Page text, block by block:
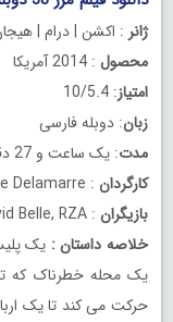
ژانر : اکشن | درام |
محصول : 2014 آمریکا
امتیاز: 10/5.4
زبان: دوبله فارسی
مدت: یک ساعت و 27 دقیقه
کارگردان : Camille Delamarre
بازیگران : Paul Walker, David Belle, RZA
خلاصه داستان : یک
یک محله خطرناک که
حرکت می کند تا یک